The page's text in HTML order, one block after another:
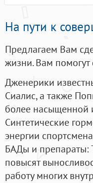
На пути к
Предлагаем Вам
жизни. Вам
Дженерики
Сиалис, а также
более насыщенной
Синтетические
энергии
БАДы и препараты:
повысят
работу многих